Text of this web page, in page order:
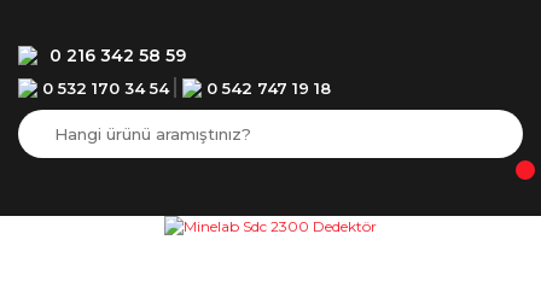
0 216 342 58 59
0 532 170 34 54 0 542 747 19 18